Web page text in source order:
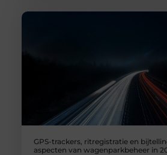
GPS-trackers, ritregistratie en
aspecten van wagenparkbeheer in